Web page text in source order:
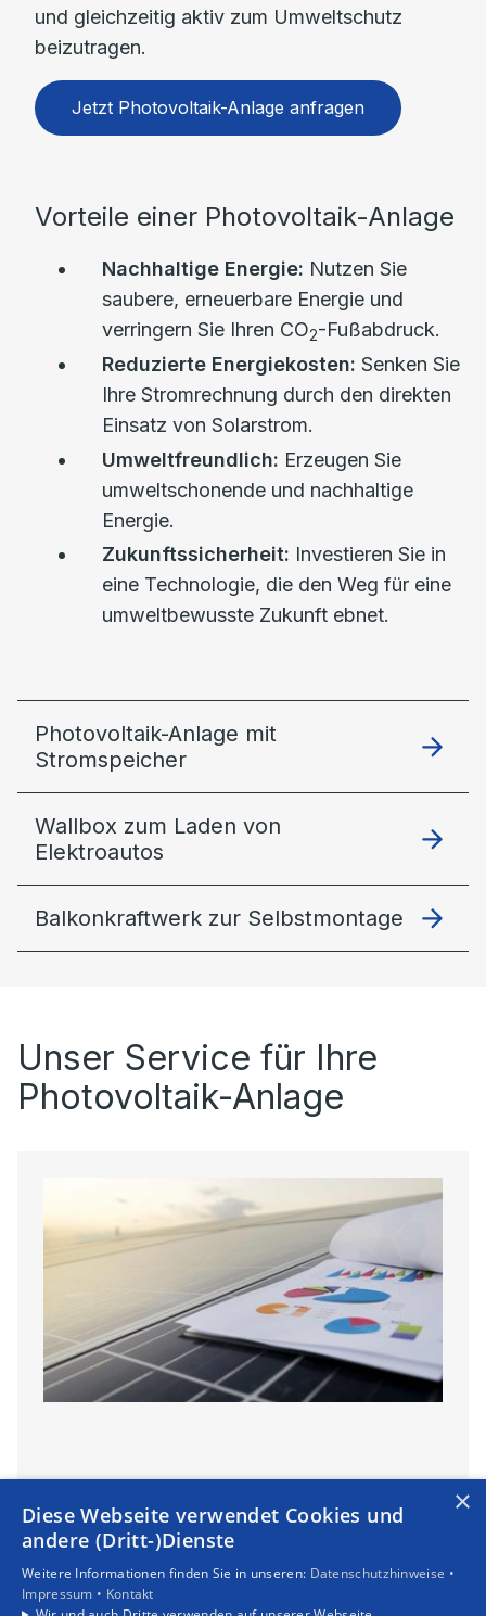
und gleichzeitig aktiv zum Umweltschutz
beizutragen.
Jetzt Photovoltaik-Anlage anfragen
Vorteile einer Photovoltaik-Anlage
Nachhaltige Energie: Nutzen Sie
saubere, erneuerbare Energie und
verringern Sie Ihren CO2-Fußabdruck.
Reduzierte Energiekosten: Senken Sie
Ihre Stromrechnung durch den direkten
Einsatz von Solarstrom.
Umweltfreundlich: Erzeugen Sie
umweltschonende und nachhaltige
Energie.
Zukunftssicherheit: Investieren Sie in
eine Technologie, die den Weg für eine
umweltbewusste Zukunft ebnet.
Photovoltaik-Anlage mit
Stromspeicher
Wallbox zum Laden von
Elektroautos
Balkonkraftwerk zur Selbstmontage
Unser Service für Ihre
Photovoltaik-Anlage
×
Diese Webseite verwendet Cookies und
andere (Dritt-)Dienste
Weitere Informationen finden Sie in unseren: Datenschutzhinweise •
Impressum • Kontakt